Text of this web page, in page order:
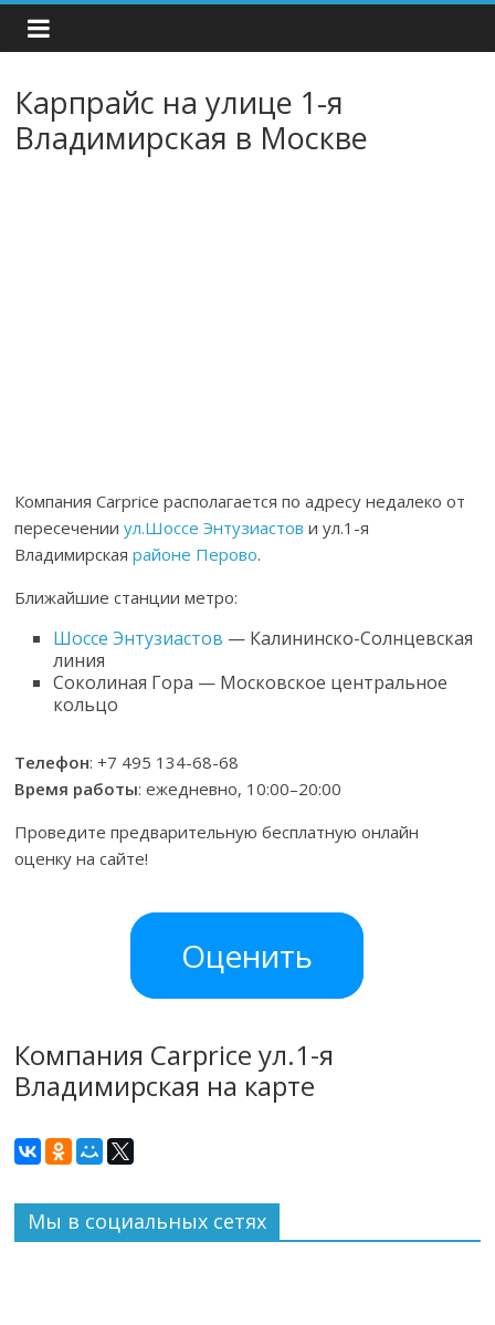
Карпрайс на улице 1-я
Владимирская в Москве
Компания Carprice располагается по адресу недалеко от
пересеченииул.Шоссе Энтузиастов и ул.1-я
Владимирскаярайоне Перово.
Ближайшие станции метро:
Шоссе Энтузиастов — Калининско-Солнцевская
линия
Соколиная Гора — Московское центральное
кольцо
Телефон: +7 495 134-68-68
Время работы: ежедневно, 10:00–20:00
Проведите предварительную бесплатную онлайн
оценку на сайте!
Оценить
Компания Carprice ул.1-я
Владимирская на карте
Мы в социальных сетях